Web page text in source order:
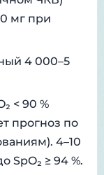
мг при
4 000–5
< 90 %
прогноз по
4–10
SpO₂ ≥ 94 %.